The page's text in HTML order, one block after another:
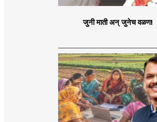
जुनी माती अन् जुनेच वळण!